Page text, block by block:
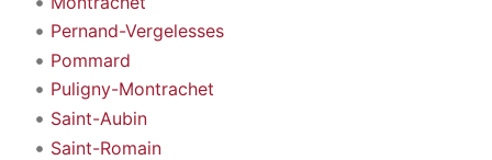
Pernand-Vergelesses
Pommard
Puligny-Montrachet
Saint-Aubin
Saint-Romain